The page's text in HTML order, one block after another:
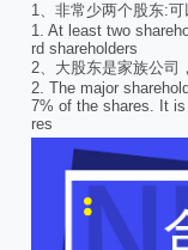
1、非常少两个股东:
1. At least two
rd shareholders
2、大股东是家族公司
2. The major
7% of the shares. It
res